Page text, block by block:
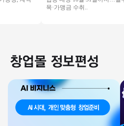
목·가맹금 수취..